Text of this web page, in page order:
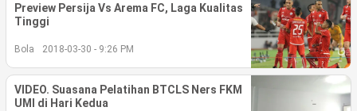
©
2026
berita-
Preview Persija Vs Arema FC, Laga Kualitas
Tinggi
Bola 2018-03-30 - 9:26 PM
VIDEO. Suasana Pelatihan BTCLS Ners FKM
UMI di Hari Kedua